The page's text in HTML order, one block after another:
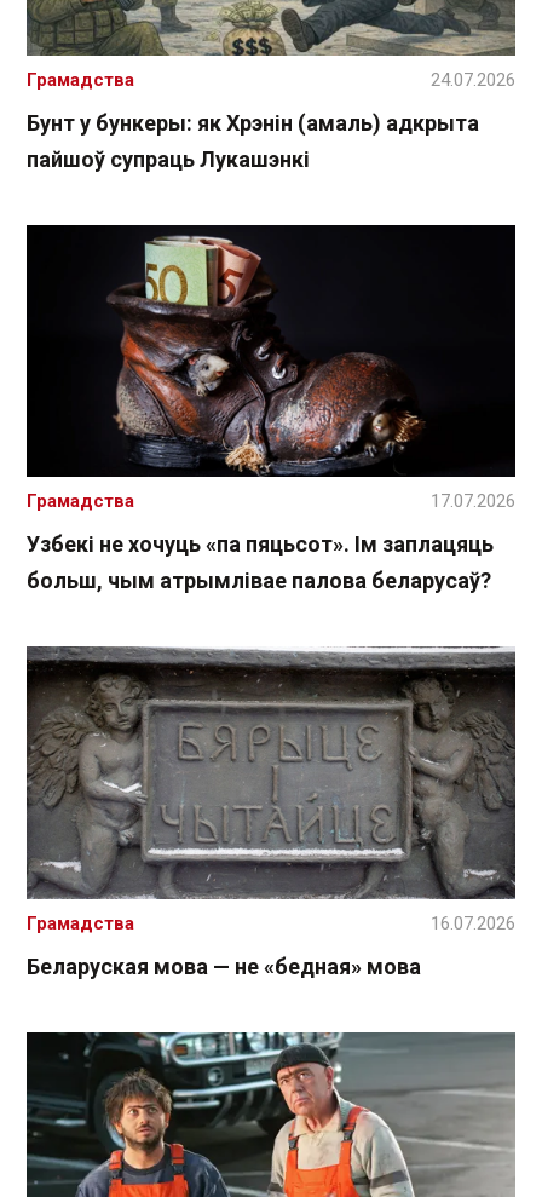
Бунт у бункеры: як Хрэнін (амаль) адкрыта
пайшоў супраць Лукашэнкі
Грамадства 24.07.2026
Узбекі не хочуць «па пяцьсот». Ім заплацяць
больш, чым атрымлівае палова беларусаў?
Грамадства 17.07.2026
Беларуская мова — не «бедная» мова
Грамадства 16.07.2026